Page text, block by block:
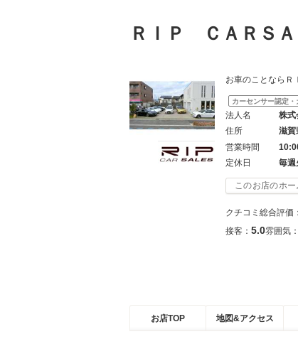
ＲＩＰ ＣＡＲＳ
お車のことならＲ
カーセンサー認定
法人名
株式
住所
滋賀
営業時間
定休日
毎
このお店のホー
クチコミ総合評価：
接客： 5.0雰囲気：
お店TOP 地図&アクセス